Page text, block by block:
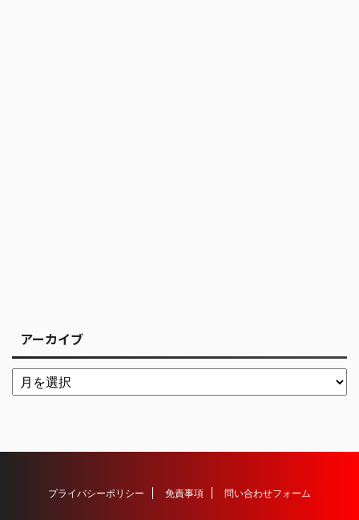
アーカイブ
プライバシーポリシー 免責事項 問い合わせフォーム